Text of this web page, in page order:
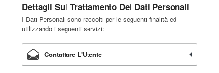
Dettagli Sul Trattamento Dei Dati Personali
I Dati Personali sono raccolti per le seguenti finalità ed
utilizzando i seguenti servizi:
Contattare L'Utente